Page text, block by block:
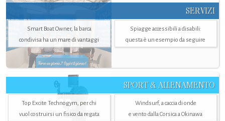
SERVIZI
Smart Boat Owner, la barca
condivisa ha un mare di vantaggi
Spiagge accessibili a disabili:
questa è un esempio da seguire
SPORT & ALLENAMENTO
Top Excite Technogym, per chi
vuol costruirsi un fisico da regata
Windsurf, a caccia di onde
e vento dalla Corsica a Okinawa